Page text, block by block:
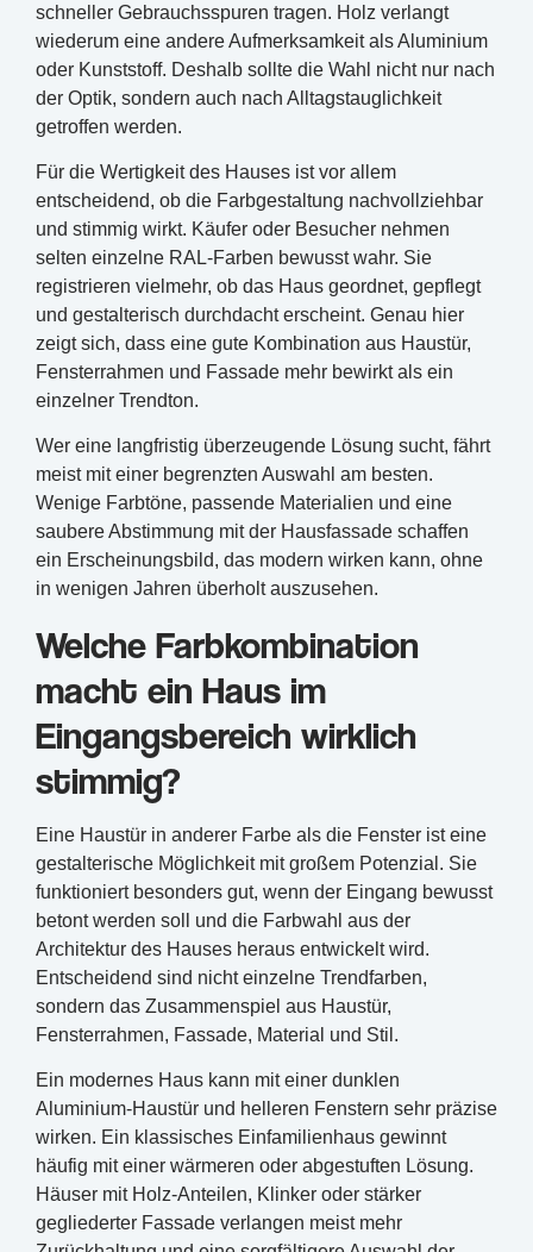
schneller Gebrauchsspuren tragen. Holz verlangt
wiederum eine andere Aufmerksamkeit als Aluminium
oder Kunststoff. Deshalb sollte die Wahl nicht nur nach
der Optik, sondern auch nach Alltagstauglichkeit
getroffen werden.
Für die Wertigkeit des Hauses ist vor allem
entscheidend, ob die Farbgestaltung nachvollziehbar
und stimmig wirkt. Käufer oder Besucher nehmen
selten einzelne RAL-Farben bewusst wahr. Sie
registrieren vielmehr, ob das Haus geordnet, gepflegt
und gestalterisch durchdacht erscheint. Genau hier
zeigt sich, dass eine gute Kombination aus Haustür,
Fensterrahmen und Fassade mehr bewirkt als ein
einzelner Trendton.
Wer eine langfristig überzeugende Lösung sucht, fährt
meist mit einer begrenzten Auswahl am besten.
Wenige Farbtöne, passende Materialien und eine
saubere Abstimmung mit der Hausfassade schaffen
ein Erscheinungsbild, das modern wirken kann, ohne
in wenigen Jahren überholt auszusehen.
Welche Farbkombination
macht ein Haus im
Eingangsbereich wirklich
stimmig?
Eine Haustür in anderer Farbe als die Fenster ist eine
gestalterische Möglichkeit mit großem Potenzial. Sie
funktioniert besonders gut, wenn der Eingang bewusst
betont werden soll und die Farbwahl aus der
Architektur des Hauses heraus entwickelt wird.
Entscheidend sind nicht einzelne Trendfarben,
sondern das Zusammenspiel aus Haustür,
Fensterrahmen, Fassade, Material und Stil.
Ein modernes Haus kann mit einer dunklen
Aluminium-Haustür und helleren Fenstern sehr präzise
wirken. Ein klassisches Einfamilienhaus gewinnt
häufig mit einer wärmeren oder abgestuften Lösung.
Häuser mit Holz-Anteilen, Klinker oder stärker
gegliederter Fassade verlangen meist mehr